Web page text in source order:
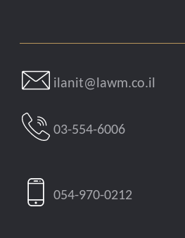
ilanit@lawm.co.il
03-554-6006
054-970-0212